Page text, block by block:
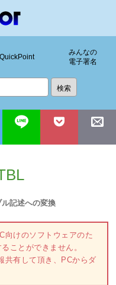
QuickPoint
みんなの
電子署名
記述への変換
向けのソフトウェアのた
ことができません。
共有して頂き、PCからダ